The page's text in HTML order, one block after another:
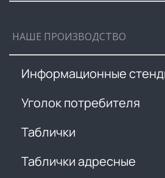
НАШЕ ПРОИЗВОДСТВО
Информационные
Уголок потребителя
Таблички
Таблички адресные